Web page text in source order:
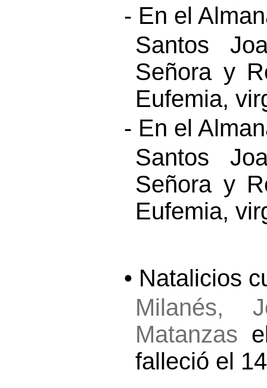
- En el
Santos
Señora y
Eufemia,
- En el
Santos
Señora y
Eufemia,
• Natalicios
Milanés,
Matanzas
falleció el